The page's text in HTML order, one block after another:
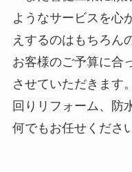
ようなサービスを心
えするのはもちろん
お客様のご予算に合
させていただきます
回りリフォーム、防
何でもお任せくださ